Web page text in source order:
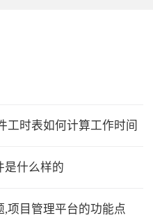
工时表如何计算工作时间
是什么样的
项目管理平台的功能点